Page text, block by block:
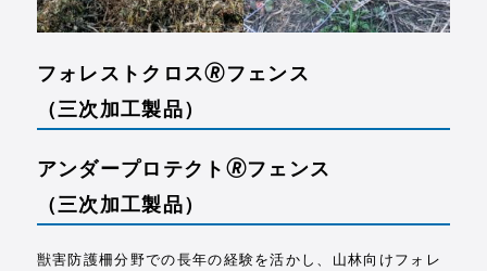
フォレストクロス🄬フェンス
（三次加工製品）
アンダープロテクト🄬フェンス
（三次加工製品）
獣害防護柵分野での長年の経験を活かし、山林向けフォレ